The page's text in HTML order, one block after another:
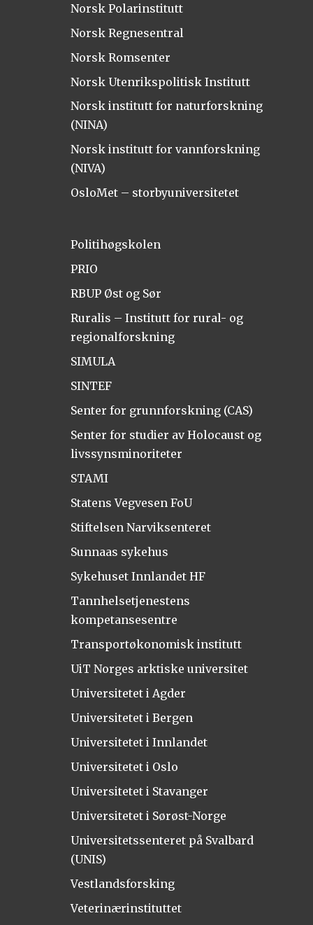
Norsk Polarinstitutt
Norsk Regnesentral
Norsk Romsenter
Norsk Utenrikspolitisk Institutt
Norsk institutt for naturforskning
(NINA)
Norsk institutt for vannforskning
(NIVA)
OsloMet – storbyuniversitetet
Politihøgskolen
PRIO
RBUP Øst og Sør
Ruralis – Institutt for rural- og
regionalforskning
SIMULA
SINTEF
Senter for grunnforskning (CAS)
Senter for studier av Holocaust og
livssynsminoriteter
STAMI
Statens Vegvesen FoU
Stiftelsen Narviksenteret
Sunnaas sykehus
Sykehuset Innlandet HF
Tannhelsetjenestens
kompetansesentre
Transportøkonomisk institutt
UiT Norges arktiske universitet
Universitetet i Agder
Universitetet i Bergen
Universitetet i Innlandet
Universitetet i Oslo
Universitetet i Stavanger
Universitetet i Sørøst-Norge
Universitetssenteret på Svalbard
(UNIS)
Vestlandsforsking
Veterinærinstituttet